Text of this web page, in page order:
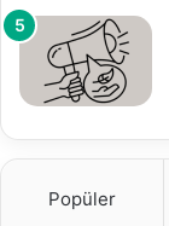
Popüler